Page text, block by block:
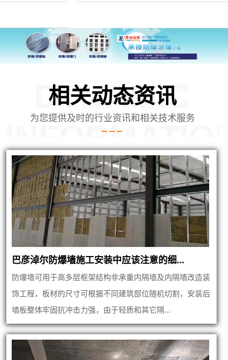
相关动态资讯
DYNAMIC
为您提供及时的行业资讯和相关技术服务
巴彦淖尔防爆墙施工安装中应该注意的细...
防爆墙可用于高多层框架结构非承重内隔墙及内隔墙改造装
饰工程，板材的尺寸可根据不同建筑部位随机切割，安装后
墙板整体牢固抗冲击力强，由于轻质和其它隔...